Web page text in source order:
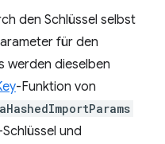
den Schlüssel selbst
für den
werden dieselben
-Funktion von
und